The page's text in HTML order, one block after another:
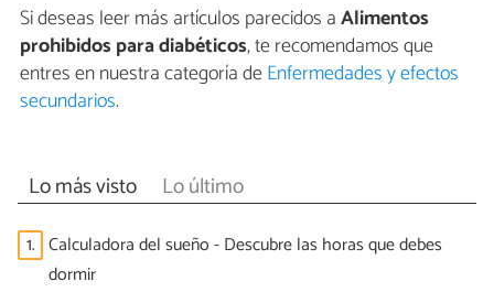
Si deseas leer más artículos parecidos aAlimentos
prohibidos para diabéticos, te recomendamos que
entres en nuestra categoría deEnfermedades y efectos
secundarios.
Lo más visto Lo último
1. Calculadora del sueño - Descubre las horas que debes
dormir